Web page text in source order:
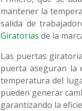
mantener la
salida de
Giratorias de la
Las puertas
puerta aseguran la
temperatura del
pueden generar
garantizando la